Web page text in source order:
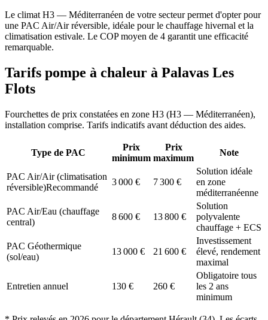
Le climat H3 — Méditerranéen de votre secteur permet d'opter pour
une PAC Air/Air réversible, idéale pour le chauffage hivernal et la
climatisation estivale. Le COP moyen de 4 garantit une efficacité
remarquable.
Tarifs pompe à chaleur à Palavas Les
Flots
Fourchettes de prix constatées en zone H3 (H3 — Méditerranéen),
installation comprise. Tarifs indicatifs avant déduction des aides.
Type de PAC
Prix
minimum
Prix
maximum
Note
PAC Air/Air (climatisation
réversible)Recommandé
3 000 € 7 300 €
Solution idéale
en zone
méditerranéenne
PAC Air/Eau (chauffage
central)
8 600 € 13 800 €
Solution
polyvalente
chauffage + ECS
PAC Géothermique
(sol/eau)
13 000 € 21 600 €
Investissement
élevé, rendement
maximal
Entretien annuel 130 € 260 €
Obligatoire tous
les 2 ans
minimum